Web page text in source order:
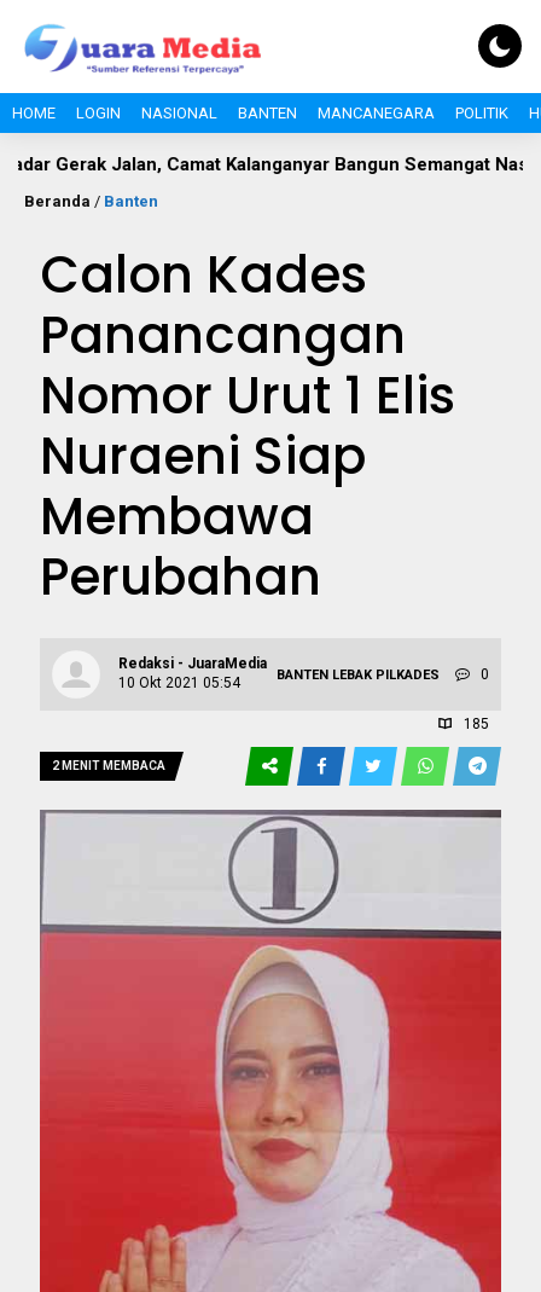
HOME LOGIN NASIONAL BANTEN MANCANEGARA POLITIK
Camat Kalanganyar Bangun Semangat Nasionalisme
Beranda / Banten
Calon Kades
Panancangan
Nomor Urut 1 Elis
Nuraeni Siap
Membawa
Perubahan
Redaksi - JuaraMedia
10 Okt 2021 05:54
BANTEN LEBAK PILKADES 0
185
2 MENIT MEMBACA